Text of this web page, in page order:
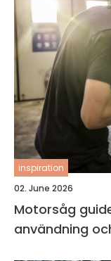
inspiration
02. June 2026
Motorsåg guide till rätt val, säker
användning